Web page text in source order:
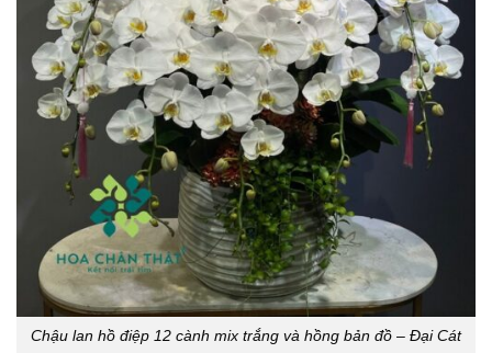
Chậu lan hồ điệp 12 cành mix trắng và hồng bản đồ – Đại Cát